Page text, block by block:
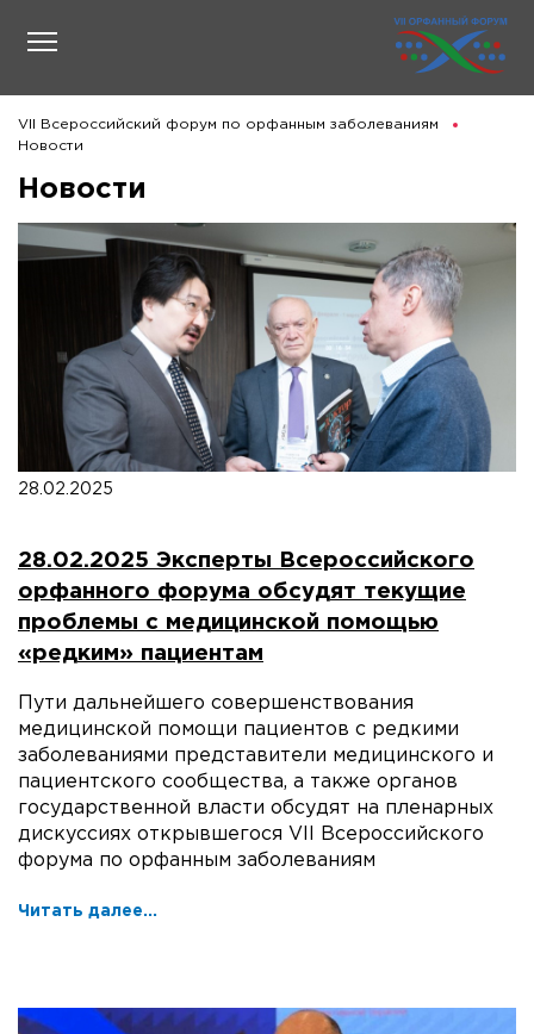
VII Всероссийский форум по орфанным заболеваниям
Новости
Новости
28.02.2025
28.02.2025 Эксперты Всероссийского
орфанного форума обсудят текущие
проблемы с медицинской помощью
«редким» пациентам
Пути дальнейшего совершенствования
медицинской помощи пациентов с редкими
заболеваниями представители медицинского и
пациентского сообщества, а также органов
государственной власти обсудят на пленарных
дискуссиях открывшегося VII Всероссийского
форума по орфанным заболеваниям
Читать далее...